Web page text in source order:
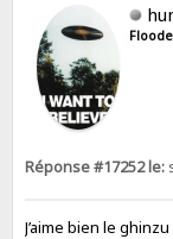
Réponse #17252 le:
J’aime bien le